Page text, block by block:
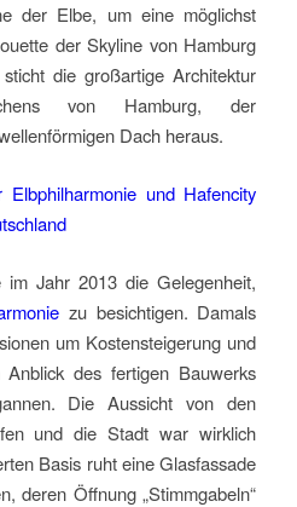
der Elbe, um eine möglichst
der Skyline von Hamburg
die großartige Architektur
von Hamburg, der
Dach heraus.
im Jahr 2013 die Gelegenheit,
zu besichtigen. Damals
um Kostensteigerung und
des fertigen Bauwerks
Die Aussicht von den
und die Stadt war wirklich
Basis ruht eine Glasfassade
deren Öffnung „Stimmgabeln“